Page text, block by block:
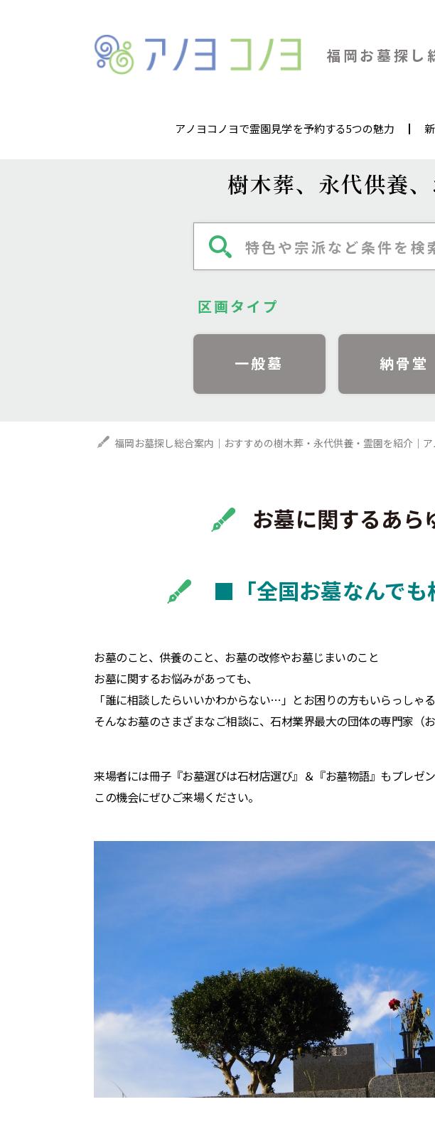
福岡お墓探し
アノヨコノヨで霊園見学を予約する5つの魅力
樹木葬、永代供養、
特色や宗派など条件を検
区画タイプ
一般墓 納骨堂
福岡お墓探し総合案内｜おすすめの樹木葬・永代供養・霊園を紹介｜ア
お墓に関するあら
■「全国お墓なんでも
お墓のこと、供養のこと、お墓の改修やお墓じまいのこと――
お墓に関するお悩みがあっても、
「誰に相談したらいいかわからない…」とお困りの方もいらっしゃる
そんなお墓のさまざまなご相談に、石材業界最大の団体の専門家（
来場者には冊子『お墓選びは石材店選び』＆『お墓物語』もプレゼン
この機会にぜひご来場ください。